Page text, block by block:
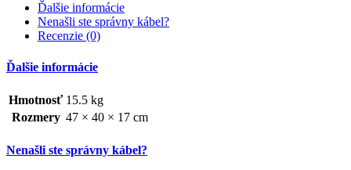
Ďalšie informácie
Nenašli ste správny kábel?
Recenzie (0)
Ďalšie informácie
Hmotnosť 15.5 kg
Rozmery 47 × 40 × 17 cm
Nenašli ste správny kábel?